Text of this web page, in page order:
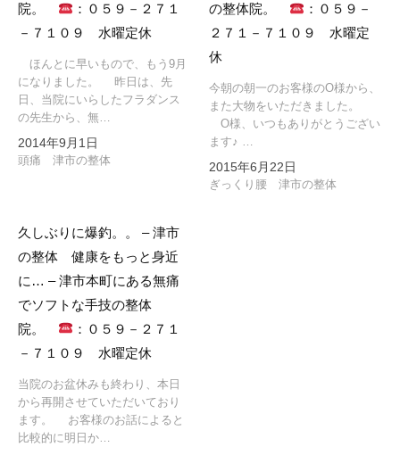
院。
：０５９－２７１
－７１０９ 水曜定休
ほんとに早いもので、もう9月
になりました。 昨日は、先
日、当院にいらしたフラダンス
の先生から、無…
2014年9月1日
頭痛 津市の整体
の整体院。
：０５９－
２７１－７１０９ 水曜定
休
今朝の朝一のお客様のO様から、
また大物をいただきました。
O様、いつもありがとうござい
ます♪ …
2015年6月22日
ぎっくり腰 津市の整体
久しぶりに爆釣。。 – 津市
の整体 健康をもっと身近
に… – 津市本町にある無痛
でソフトな手技の整体
院。
：０５９－２７１
－７１０９ 水曜定休
当院のお盆休みも終わり、本日
から再開させていただいており
ます。 お客様のお話によると
比較的に明日か…